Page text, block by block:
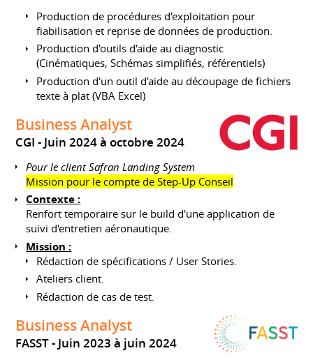
Production de procédures d'exploitation pour
fiabilisation et reprise de données de production.
Production d'outils d'aide au diagnostic
(Cinématiques, Schémas simplifiés, référentiels)
Production d'un outil d'aide au découpage de fichiers
texte à plat (VBA Excel)
Business Analyst
CGI Juin 2024 à octobre 2024
Pour le client Safran Landing System
Mission pour le compte de Step-Up Conseil
Contexte :
Renfort temporaire sur le build d'une application de
suivi d'entretien aéronautique.
Mission :
Rédaction de spécifications / User Stories.
Ateliers client.
Rédaction de cas de test.
Business Analyst
FASST Juin 2023 à juin 2024